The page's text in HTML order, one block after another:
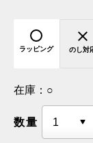
ラッピング のし対
在庫： ○
数量